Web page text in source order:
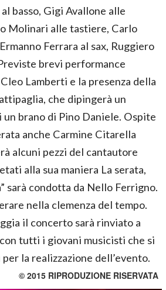
basso, Gigi Avallone alle
Molinari alle tastiere, Carlo
Ferrara al sax, Ruggiero
brevi performance
Lamberti e la presenza della
che dipingerà un
brano di Pino Daniele. Ospite
anche Carmine Citarella
alcuni pezzi del cantautore
alla sua maniera La serata,
sarà condotta da Nello Ferrigno.
nella clemenza del tempo.
il concerto sarà rinviato a
tutti i giovani musicisti che si
la realizzazione dell’evento.
© 2015 RIPRODUZIONE RISERVATA